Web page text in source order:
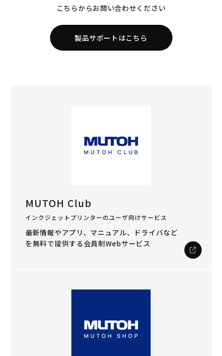
こちらからお問い合わせください
製品サポートはこちら
MUTOH Club
インクジェットプリンターのユーザ向けサービス
最新情報やアプリ、マニュアル、ドライバなど
を無料で提供する会員制Webサービス